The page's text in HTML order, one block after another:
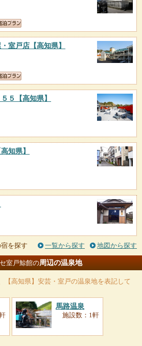
室戸店 【高知県】
５ 【高知県】
高知県】
を探す 一覧から探す 地図から探す
室戸鯨館の周辺の温泉地
【高知県】安芸・室戸の温泉地を表記して
馬路温泉
施設数：1軒